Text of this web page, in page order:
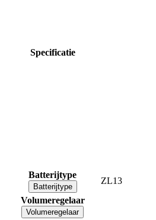
Specificatie
Batterijtype
Batterijtype
ZL13
Volumeregelaar
Volumeregelaar